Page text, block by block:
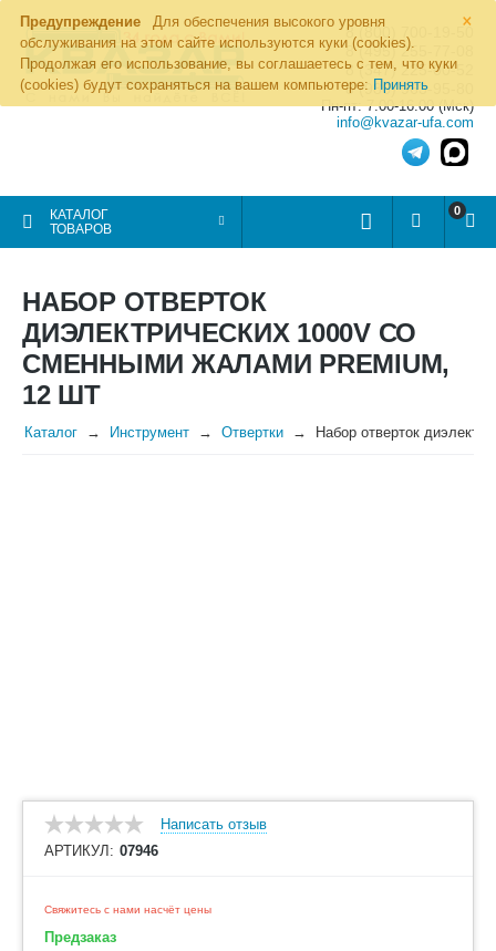
×
Предупреждение
Для обеспечения высокого уровня
обслуживания на этом сайте используются куки (cookies).
Продолжая его использование, вы соглашаетесь с тем, что куки
(cookies) будут сохраняться на вашем компьютере: Принять
8 (800) 700-19-50
8 (495) 255-77-08
8 (347) 225-00-52
8 (986) 963-95-80
Пн-пт: 7.00-16.00 (Мск)
info@kvazar-ufa.com
КАТАЛОГ
ТОВАРОВ
0
НАБОР ОТВЕРТОК
ДИЭЛЕКТРИЧЕСКИХ 1000V СО
СМЕННЫМИ ЖАЛАМИ PREMIUM,
12 ШТ
Каталог Инструмент Отвертки Набор отверток
Написать отзыв
АРТИКУЛ: 07946
Свяжитесь с нами насчёт цены
Предзаказ